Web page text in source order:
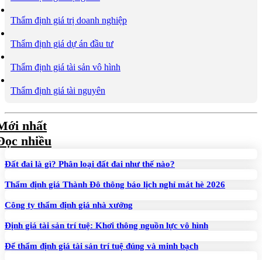
Thẩm định giá trị doanh nghiệp
Thẩm định giá dự án đầu tư
Thẩm định giá tài sản vô hình
Thẩm định giá tài nguyên
nhất
nhiều
Đất đai là gì? Phân loại đất đai như thế nào?
Thẩm định giá Thành Đô thông báo lịch nghỉ mát hè 2026
Công ty thẩm định giá nhà xưởng
Định giá tài sản trí tuệ: Khơi thông nguồn lực vô hình
Để thẩm định giá tài sản trí tuệ đúng và minh bạch